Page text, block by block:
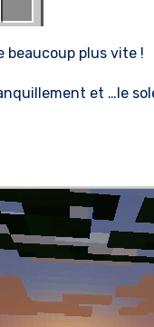
beaucoup plus vite !
et …le